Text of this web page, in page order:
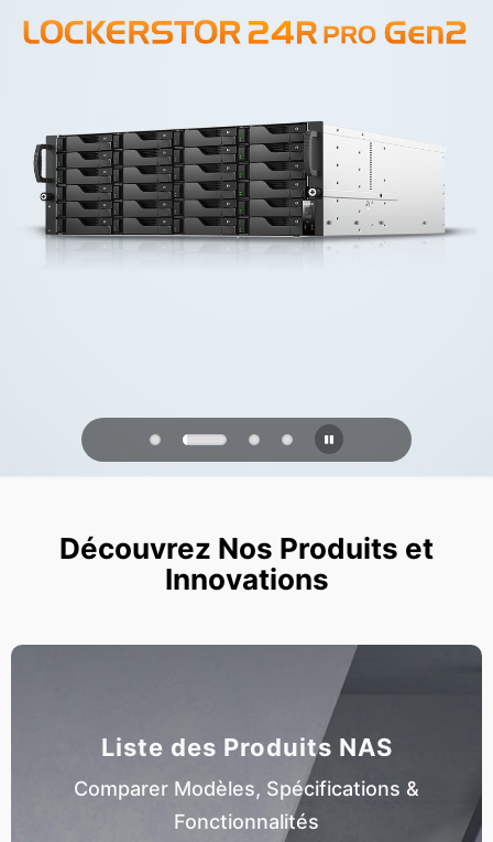
quantiques du futur
Découvrez Nos Produits et
Innovations
Liste des Produits NAS
Comparer Modèles, Spécifications &
Fonctionnalités